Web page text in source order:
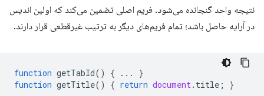
نتیجه واحد گنجانده می‌شود. فریم اصلی تضمین می‌کند که اولین اندیس
در آرایه حاصل باشد؛ تمام فریم‌های دیگر به ترتیب غیرقطعی قرار دارند.
function getTabId() { ...
}
function getTitle() { return document. title ; }